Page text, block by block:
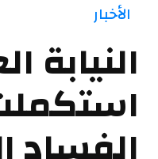
الأخبار
النيابة